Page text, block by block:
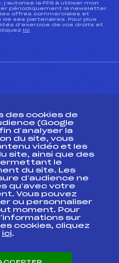
j’autorise la FFS à utiliser mon
périodiquement la newsletter
offres commerciales et
de ses partenaires. Pour plus
d’exercice de vos droits et
ici
fédéral
Formation, Suivi
des cookies de
(Google
d’analyser la
du site, vous
vidéo et les
site, ainsi que des
le
du site. Les
d’audience ne
qu’avec votre
Vous pouvez
ou personnaliser
moment. Pour
sur
cookies, cliquez
ici.